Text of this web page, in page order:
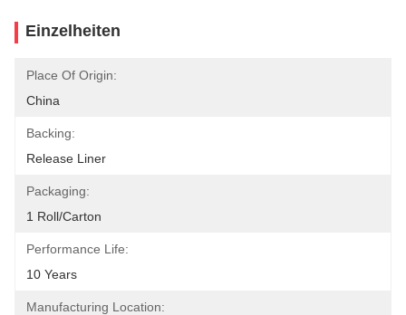
Einzelheiten
Place Of Origin:
China
Backing:
Release Liner
Packaging:
1 Roll/carton
Performance Life:
10 Years
Manufacturing Location: